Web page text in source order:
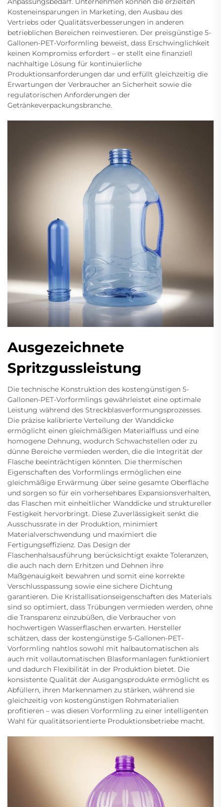
Kosteneinsparungen in Marketing, den Ausbau des
Vertriebs oder Qualitätsverbesserungen in anderen
betrieblichen Bereichen reinvestieren. Der preisgünstige 5-
Gallonen-PET-Vorformling beweist, dass Erschwinglichkeit
keinen Kompromiss erfordert – er stellt eine finanziell
nachhaltige Lösung für kontinuierliche
Produktionsanforderungen dar und erfüllt gleichzeitig die
Erwartungen der Verbraucher an Sicherheit sowie die
regulatorischen Anforderungen der
Getränkeverpackungsbranche.
Ausgezeichnete
Spritzgussleistung
Die technische Konstruktion des kostengünstigen 5-
Gallonen-PET-Vorformlings gewährleistet eine optimale
Leistung während des Streckblasverformungsprozesses.
Die präzise kalibrierte Verteilung der Wanddicke
ermöglicht einen gleichmäßigen Materialfluss und eine
homogene Dehnung, wodurch Schwachstellen oder zu
dünne Bereiche vermieden werden, die die Integrität der
Flasche beeinträchtigen könnten. Die thermischen
Eigenschaften des Vorformlings ermöglichen eine
gleichmäßige Erwärmung über seine gesamte Oberfläche
und sorgen so für ein vorhersehbares Expansionsverhalten,
das Flaschen mit einheitlicher Wanddicke und struktureller
Festigkeit hervorbringt. Diese Zuverlässigkeit senkt die
Ausschussrate in der Produktion, minimiert
Materialverschwendung und maximiert die
Fertigungseffizienz. Das Design der
Flaschenhalsausführung berücksichtigt exakte Toleranzen,
die auch nach dem Erhitzen und Dehnen ihre
Maßgenauigkeit bewahren und somit eine korrekte
Verschlusspassung sowie eine sichere Dichtung
garantieren. Die Kristallisationseigenschaften des Materials
sind so optimiert, dass Trübungen vermieden werden, ohne
die Transparenz einzubüßen, die Verbraucher von
hochwertigen Wasserflaschen erwarten. Hersteller
schätzen, dass der kostengünstige 5-Gallonen-PET-
Vorformling nahtlos sowohl mit halbautomatischen als
auch mit vollautomatischen Blasformanlagen funktioniert
und dadurch Flexibilität in der Produktion bietet. Die
konsistente Qualität der Ausgangsprodukte ermöglicht es
Abfüllern, ihren Markennamen zu stärken, während sie
gleichzeitig von kostengünstigen Rohmaterialien
profitieren – was diesen Vorformling zu einer intelligenten
Wahl für qualitätsorientierte Produktionsbetriebe macht.